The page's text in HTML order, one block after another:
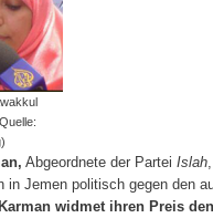
Abgeordnete der Partei Islah
in Jemen politisch gegen den
widmet ihren Preis